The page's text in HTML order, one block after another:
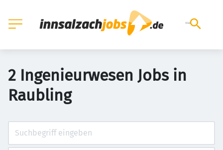
2 Ingenieurwesen Jobs in
Raubling